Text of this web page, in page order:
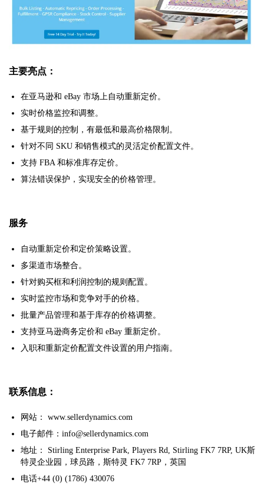
主要亮点：
在亚马逊和 eBay 市场上自动重新定价。
实时价格监控和调整。
基于规则的控制，有最低和最高价格限制。
针对不同 SKU 和销售模式的灵活定价配置文件。
支持 FBA 和标准库存定价。
算法错误保护，实现安全的价格管理。
服务
自动重新定价和定价策略设置。
多渠道市场整合。
针对购买框和利润控制的规则配置。
实时监控市场和竞争对手的价格。
批量产品管理和基于库存的价格调整。
支持亚马逊商务定价和 eBay 重新定价。
入职和重新定价配置文件设置的用户指南。
联系信息：
网站： www.sellerdynamics.com
电子邮件：info@sellerdynamics.com
地址： Stirling Enterprise Park, Players Rd, Stirling FK7 7RP, UK斯
特灵企业园，球员路，斯特灵 FK7 7RP，英国
电话+44 (0) (1786) 430076